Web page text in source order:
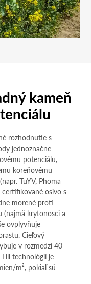
kameň
rozhodnutie s
jednoznačne
potenciálu,
koreňovému
TuYV, Phoma
osivo s
morené proti
(najmä krytonosci a
ovplyvňuje
Cieľový
v rozmedzí 40–
technológií je
m², pokiaľ sú